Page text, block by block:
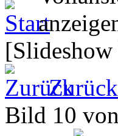
Zurück
Bild 10